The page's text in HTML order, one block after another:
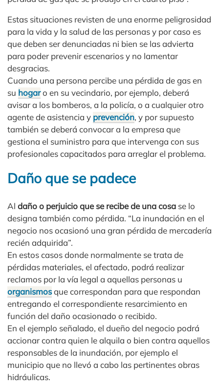
Estas situaciones revisten de una enorme peligrosidad
para la vida y la salud de las personas y por caso es
que deben ser denunciadas ni bien se las advierta
para poder prevenir escenarios y no lamentar
desgracias.
Cuando una persona percibe una pérdida de gas en
su hogaro en su vecindario, por ejemplo, deberá
avisar a los bomberos, a la policía, o a cualquier otro
agente de asistencia y prevención, y por supuesto
también se deberá convocar a la empresa que
gestiona el suministro para que intervenga con sus
profesionales capacitados para arreglar el problema.
Daño que se padece
Al daño o perjuicio que se recibe de una cosa se lo
designa también como pérdida. “La inundación en el
negocio nos ocasionó una gran pérdida de mercadería
recién adquirida”.
En estos casos donde normalmente se trata de
pérdidas materiales, el afectado, podrá realizar
reclamos por la vía legal a aquellas personas u
organismosque correspondan para que respondan
entregando el correspondiente resarcimiento en
función del daño ocasionado o recibido.
En el ejemplo señalado, el dueño del negocio podrá
accionar contra quien le alquila o bien contra aquellos
responsables de la inundación, por ejemplo el
municipio que no llevó a cabo las pertinentes obras
hidráulicas.